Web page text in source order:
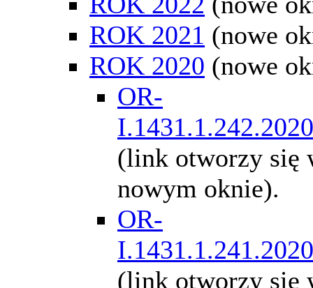
ROK 2021 (nowe
ROK 2020 (nowe
OR-
I.1431.1.242.2020
(link otworzy się
nowym oknie).
OR-
I.1431.1.241.2020
(link otworzy się